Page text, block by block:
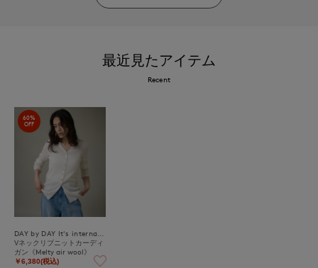
最近見たアイテム
Recent
60%
OFF
Vネックリブニットカーディ
ガン《Melty air wool》
￥6,380(税込)